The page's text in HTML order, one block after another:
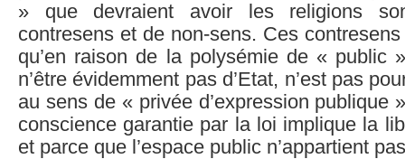
» que devraient avoir les religions
contresens et de non-sens. Ces
qu’en raison de la polysémie de « public
n’être évidemment pas d’Etat, n’est pas
au sens de « privée d’expression publique
conscience garantie par la loi implique la
et parce que l’espace public n’appartient